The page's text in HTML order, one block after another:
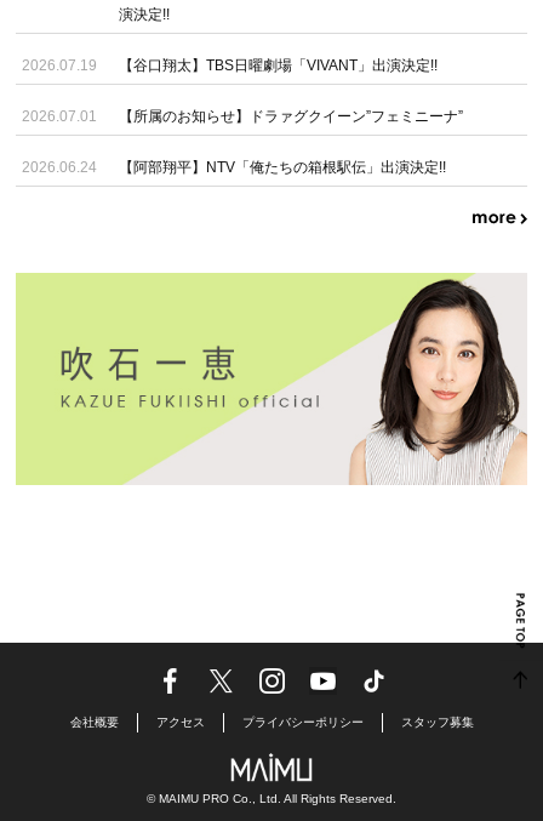
演決定!!
2026.07.19 【谷口翔太】TBS日曜劇場「VIVANT」出演決定!!
2026.07.01 【所属のお知らせ】ドラァグクイーン”フェミニーナ”
2026.06.24 【阿部翔平】NTV「俺たちの箱根駅伝」出演決定!!
会社概要 アクセス プライバシーポリシー スタッフ募集
© MAIMU PRO Co., Ltd. All Rights Reserved.